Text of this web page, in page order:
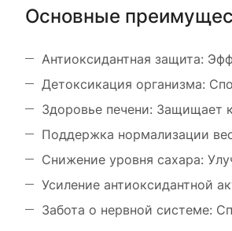
Основные
Антиоксидантная защита:
Детоксикация организма:
Здоровье печени: Защищает
Поддержка нормализации
Снижение уровня сахара:
Усиление антиоксидантной
Забота о нервной системе: